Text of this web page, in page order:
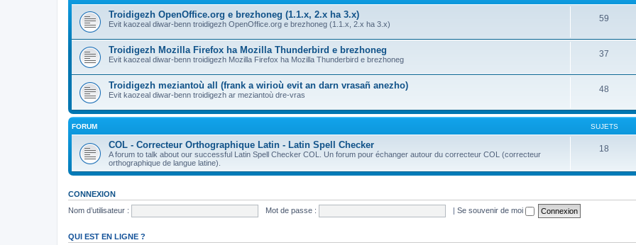
Troidigezh OpenOffice.org e brezhoneg (1.1.x, 2.x ha 3.x)
Evit kaozeal diwar-benn troidigezh OpenOffice.org e brezhoneg (1.1.x, 2.x ha 3.x)
59
Troidigezh Mozilla Firefox ha Mozilla Thunderbird e brezhoneg
Evit kaozeal diwar-benn troidigezh Mozilla Firefox ha Mozilla Thunderbird e brezhoneg
37
Troidigezh meziantoù all (frank a wirioù evit an darn vrasañ anezho)
Evit kaozeal diwar-benn troidigezh ar meziantoù dre-vras
48
FORUM SUJETS
COL - Correcteur Orthographique Latin - Latin Spell Checker
A forum to talk about our successful Latin Spell Checker COL. Un forum pour échanger autour du correcteur COL (correcteur
orthographique de langue latine).
18
CONNEXION
Nom d’utilisateur :
Mot de passe : | Se souvenir de moi
QUI EST EN LIGNE ?